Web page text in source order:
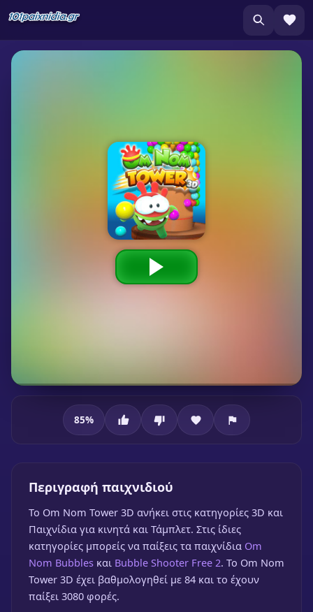
Om Nom Tower 3D
★85%🎮 1 Παίκτης
85%
Περιγραφή παιχνιδιού
To Om Nom Tower 3D ανήκει στις κατηγορίες 3D και
Παιχνίδια για κινητά και Τάμπλετ. Στις ίδιες
κατηγορίες μπορείς να παίξεις τα παιχνίδια Om
Nom Bubbles και Bubble Shooter Free 2. Το Om Nom
Tower 3D έχει βαθμολογηθεί με 84 και το έχουν
παίξει 3080 φορές.